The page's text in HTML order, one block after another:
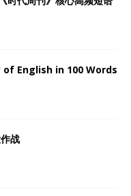
English in 100 Words
战